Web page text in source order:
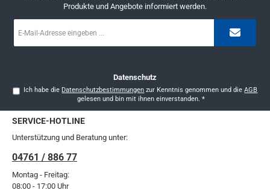
Produkte und Angebote informiert werden.
Mail-
Datenschutz
Ich habe die Datenschutzbestimmungen zur Kenntnis genommen und dieAGB
gelesen und bin mit ihnen einverstanden. *
SERVICE-HOTLINE
Unterstützung und Beratung unter:
04761 / 886 77
Montag - Freitag:
08:00 - 17:00 Uhr